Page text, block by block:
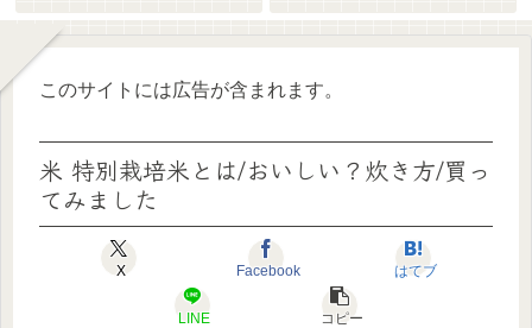
このサイトには広告が含まれます。
米 特別栽培米とは/おいしい？炊き方/買っ
てみました
X Facebook はてブ
LINE コピー